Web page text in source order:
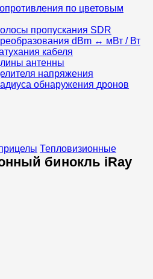
по цветовым
пропускания SDR
dBm ↔ мВт / Вт
кабеля
антенны
напряжения
обнаружения дронов
Тепловизионные
бинокль iRay